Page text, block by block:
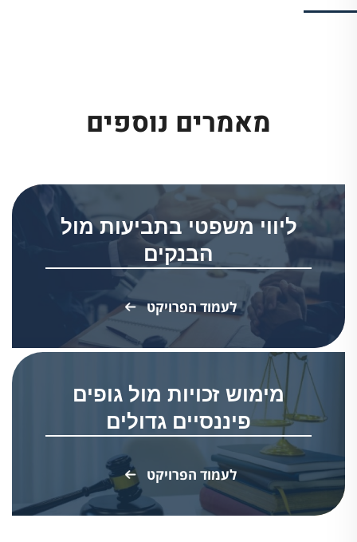
מאמרים נוספים
ליווי משפטי בתביעות מול
הבנקים
לעמוד הפרויקט
מימוש זכויות מול גופים
פיננסיים גדולים
לעמוד הפרויקט